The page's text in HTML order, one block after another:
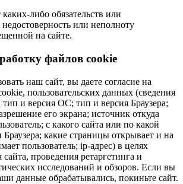
либо обязательств или
недостоверность или неполноту
на сайте.
файлов cookie
наш сайт, вы даете согласие на
пользовательских данных (сведения
и версия ОС; тип и версия Браузера;
его экрана; источник откуда
с какого сайта или по какой
какие страницы открывает и на
пользователь; ip-адрес) в целях
проведения ретаргетинга и
исследований и обзоров. Если вы
данные обрабатывались, покиньте сайт.